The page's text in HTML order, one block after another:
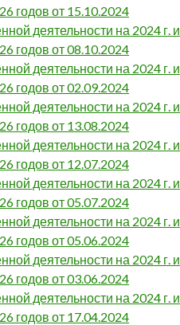
годов от 15.10.2024
деятельности на 2024 г. и
годов от 08.10.2024
деятельности на 2024 г. и
годов от 02.09.2024
деятельности на 2024 г. и
годов от 13.08.2024
деятельности на 2024 г. и
годов от 12.07.2024
деятельности на 2024 г. и
годов от 05.07.2024
деятельности на 2024 г. и
годов от 05.06.2024
деятельности на 2024 г. и
годов от 03.06.2024
деятельности на 2024 г. и
годов от 17.04.2024